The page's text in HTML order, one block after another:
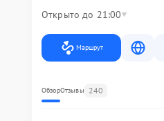
Открыто до 21:00
Маршрут
ОбзорОтзывы 240